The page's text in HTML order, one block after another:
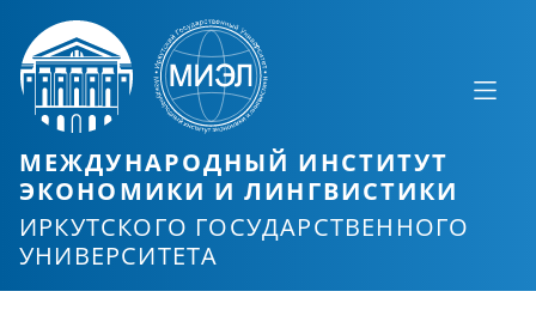
МЕЖДУНАРОДНЫЙ ИНСТИТУТ
ЭКОНОМИКИ И ЛИНГВИСТИКИ
ИРКУТСКОГО ГОСУДАРСТВЕННОГО
УНИВЕРСИТЕТА